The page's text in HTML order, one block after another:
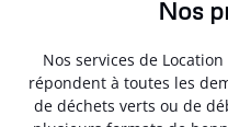
Nos
Nos services de
répondent à toutes les
de déchets verts ou de